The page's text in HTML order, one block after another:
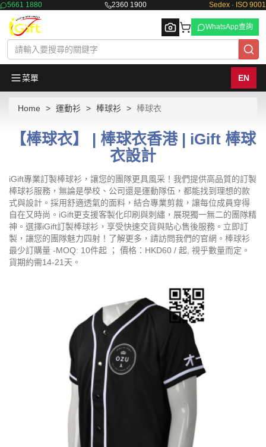
5661 1880 2360 1900 Sedex · ISO 9001
Browse
WhatsApp查詢
菜單 EN
Home 運動衫 棒球衫 棒球衣
【棒球衣】 | 棒球衣香港 | iGift 棒球
衣設計
iGift專業訂製棒球衫，讓您的團隊更具風采！我們提供高品質的訂製
棒球衫服務，無論是學校、公司還是運動隊伍，都能找到理想的款
式與設計。採用舒適透氣的面料，結合專業剪裁，讓每位成員穿得
自在又時尚。iGift更支援客製化印刷與刺繡，展現獨一無二的團隊精
神。選擇iGift訂製棒球衫，享受快速交貨與貼心售後服務。立即訂
製，讓您的團隊魅力四射！了解更多，請訪問我們的官網。棒球衫
最少訂購量 -MOQ: 10件起 ； 價格：HKD60 / 起, 視乎數量而定。
貨期約需14-21天。